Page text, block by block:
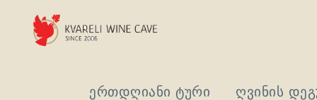
ერთდღიანი ტური ღვინის